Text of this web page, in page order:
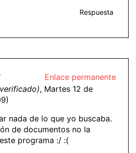
Respuesta
Enlace permanente
, Martes 12 de
nada de lo que yo buscaba.
de documentos no la
programa :/ :(